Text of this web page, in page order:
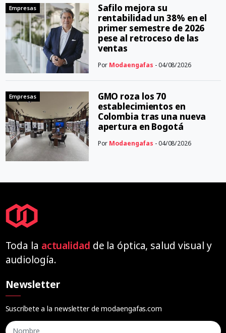
Empresas
Safilo mejora su
rentabilidad un 38% en el
primer semestre de 2026
pese al retroceso de las
ventas
Por Modaengafas - 04/08/2026
Empresas
GMO roza los 70
establecimientos en
Colombia tras una nueva
apertura en Bogotá
Por Modaengafas - 04/08/2026
Toda la actualidad de la óptica, salud visual y
audiología.
Newsletter
Suscríbete a la newsletter de modaengafas.com